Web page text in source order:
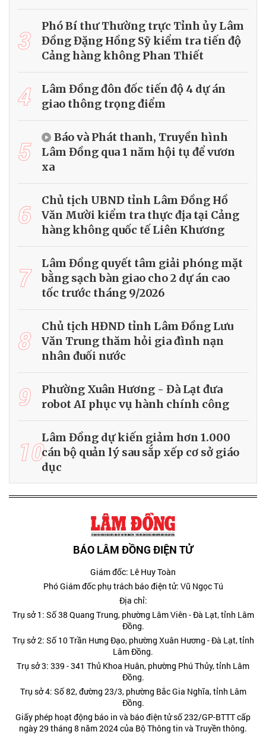
3
Phó Bí thư Thường trực Tỉnh ủy Lâm
Đồng Đặng Hồng Sỹ kiểm tra tiến độ
Cảng hàng không Phan Thiết
4
Lâm Đồng đôn đốc tiến độ 4 dự án
giao thông trọng điểm
5
Báo và Phát thanh, Truyền hình
Lâm Đồng qua 1 năm hội tụ để vươn
xa
6
Chủ tịch UBND tỉnh Lâm Đồng Hồ
Văn Mười kiểm tra thực địa tại Cảng
hàng không quốc tế Liên Khương
7
Lâm Đồng quyết tâm giải phóng mặt
bằng sạch bàn giao cho 2 dự án cao
tốc trước tháng 9/2026
8
Chủ tịch HĐND tỉnh Lâm Đồng Lưu
Văn Trung thăm hỏi gia đình nạn
nhân đuối nước
9
Phường Xuân Hương - Đà Lạt đưa
robot AI phục vụ hành chính công
10Lâm Đồng dự kiến giảm hơn 1.000
cán bộ quản lý sau sắp xếp cơ sở giáo
dục
BÁO LÂM ĐỒNG ĐIỆN TỬ
Giám đốc: Lê Huy Toàn
Phó Giám đốc phụ trách báo điện tử: Vũ Ngọc Tú
Địa chỉ:
Trụ sở 1: Số 38 Quang Trung, phường Lâm Viên - Đà Lạt, tỉnh Lâm
Đồng.
Trụ sở 2: Số 10 Trần Hưng Đạo, phường Xuân Hương - Đà Lạt, tỉnh
Lâm Đồng.
Trụ sở 3: 339 - 341 Thủ Khoa Huân, phường Phú Thủy, tỉnh Lâm
Đồng.
Trụ sở 4: Số 82, đường 23/3, phường Bắc Gia Nghĩa, tỉnh Lâm
Đồng.
Giấy phép hoạt động báo in và báo điện tử số 232/GP-BTTT cấp
ngày 29 tháng 8 năm 2024 của Bộ Thông tin và Truyền thông.